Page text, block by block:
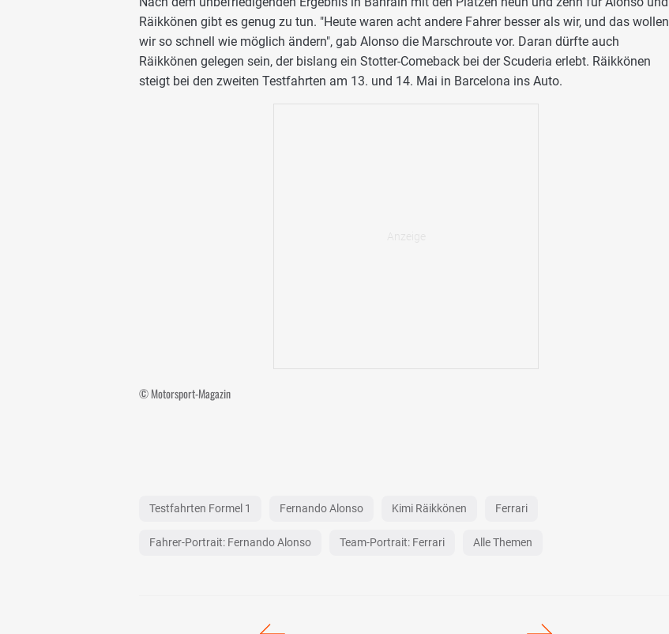
Räikkönen gibt es genug zu tun. "Heute waren acht andere Fahrer besser als wir, und das wollen
wir so schnell wie möglich ändern", gab Alonso die Marschroute vor. Daran dürfte auch
Räikkönen gelegen sein, der bislang ein Stotter-Comeback bei der Scuderia erlebt. Räikkönen
steigt bei den zweiten Testfahrten am 13. und 14. Mai in Barcelona ins Auto.
© Motorsport-Magazin
Testfahrten Formel 1 Fernando Alonso Kimi Räikkönen Ferrari
Fahrer-Portrait: Fernando Alonso Team-Portrait: Ferrari Alle Themen